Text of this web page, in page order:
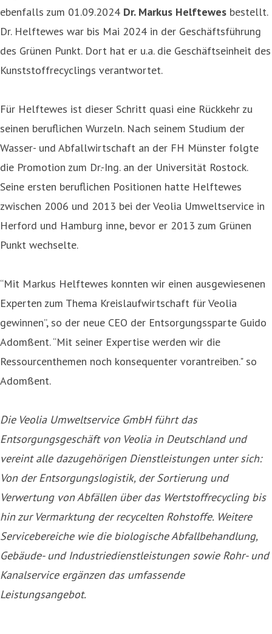
ebenfalls zum 01.09.2024 Dr. Markus Helftewes bestellt.
Dr. Helftewes war bis Mai 2024 in der Geschäftsführung
des Grünen Punkt. Dort hat er u.a. die Geschäftseinheit des
Kunststoffrecyclings verantwortet.
Für Helftewes ist dieser Schritt quasi eine Rückkehr zu
seinen beruflichen Wurzeln. Nach seinem Studium der
Wasser- und Abfallwirtschaft an der FH Münster folgte
die Promotion zum Dr.-Ing. an der Universität Rostock.
Seine ersten beruflichen Positionen hatte Helftewes
zwischen 2006 und 2013 bei der Veolia Umweltservice in
Herford und Hamburg inne, bevor er 2013 zum Grünen
Punkt wechselte.
“Mit Markus Helftewes konnten wir einen ausgewiesenen
Experten zum Thema Kreislaufwirtschaft für Veolia
gewinnen”, so der neue CEO der Entsorgungssparte Guido
Adomßent. “Mit seiner Expertise werden wir die
Ressourcenthemen noch konsequenter vorantreiben." so
Adomßent.
Die Veolia Umweltservice GmbH führt das
Entsorgungsgeschäft von Veolia in Deutschland und
vereint alle dazugehörigen Dienstleistungen unter sich:
Von der Entsorgungslogistik, der Sortierung und
Verwertung von Abfällen über das Wertstoffrecycling bis
hin zur Vermarktung der recycelten Rohstoffe. Weitere
Servicebereiche wie die biologische Abfallbehandlung,
Gebäude- und Industriedienstleistungen sowie Rohr- und
Kanalservice ergänzen das umfassende
Leistungsangebot.